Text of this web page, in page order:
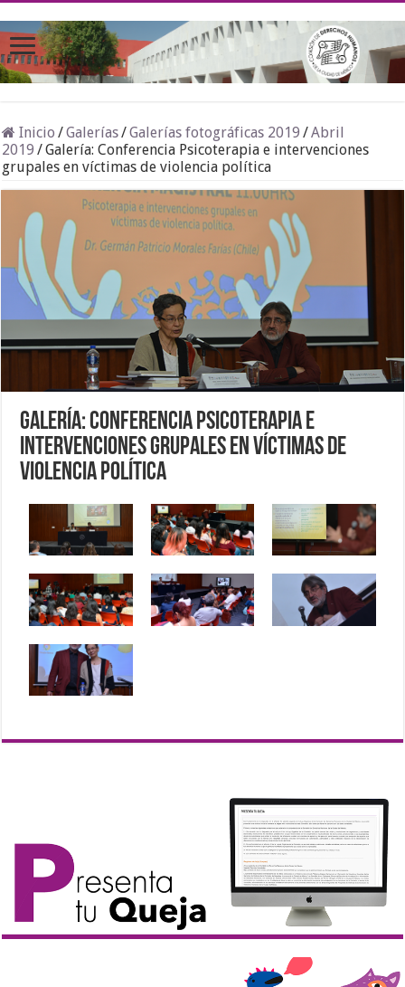
Inicio /Galerías/Galerías fotográficas 2019 /Abril
2019 /Galería: Conferencia Psicoterapia e intervenciones
grupales en víctimas de violencia política
Galería: Conferencia Psicoterapia e
intervenciones grupales en víctimas de
violencia política